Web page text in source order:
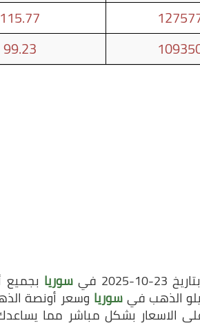
115.77
99.23
في سوريا بجميع
الذهب فيسوريا وسعر أونصة
الاسعار بشكل مباشر مما